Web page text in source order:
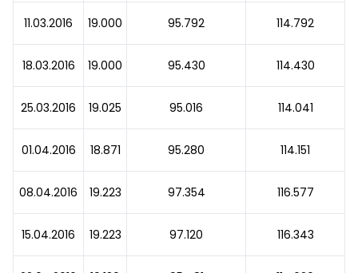
11.03.2016 19.000 95.792 114.792
18.03.2016 19.000 95.430 114.430
25.03.2016 19.025 95.016 114.041
01.04.2016 18.871 95.280 114.151
08.04.2016 19.223 97.354 116.577
15.04.2016 19.223 97.120 116.343